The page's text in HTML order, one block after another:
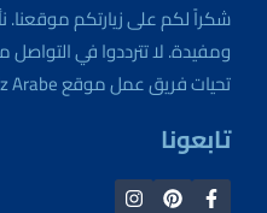
شكراً لكم على زيارتكم
ومفيدة. لا تترددوا في التواصل
تحيات فريق عمل موقع Quiz Arabe.
تابعونا